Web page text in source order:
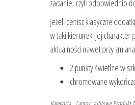
zadanie, czyli odpowiednio
Jeżeli cenisz klasyczne
w taki kierunek. Jej
aktualności nawet przy
2 punkty świetlne w
chromowane